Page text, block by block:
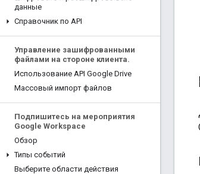
данные
Справочник по API
Управление зашифрованными
файлами на стороне клиента.
Использование API Google Drive
Массовый импорт файлов
Подпишитесь на мероприятия
Google Workspace
Обзор
Типы событий
Выберите области действия